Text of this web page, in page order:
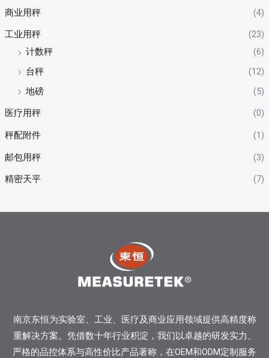
商业用秤 (4)
工业用秤
(23)
计数秤
(6)
台秤
(12)
地磅
(5)
医疗用秤 (0)
秤配附件 (1)
邮包用秤 (3)
精密天平 (7)
南京东恒为实验室、工业、医疗及商业应用领域提供高精度称
重解决方案。凭借数十年行业积淀，我们以卓越的研发实力、
严格的品控体系与高性价比产品著称，在OEM和ODM定制服务